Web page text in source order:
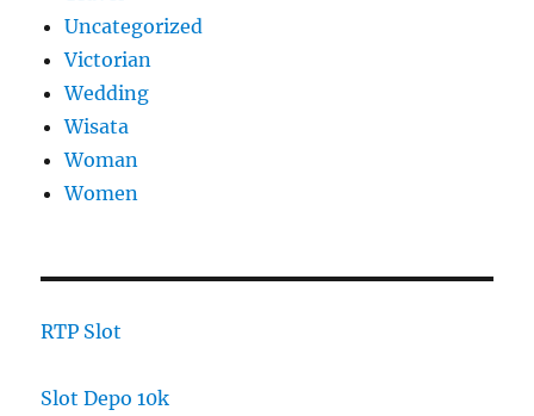
Uncategorized
Victorian
Wedding
Wisata
Woman
Women
RTP Slot
Slot Depo 10k